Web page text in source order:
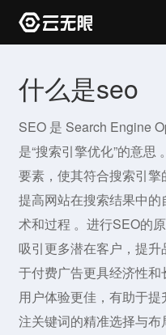
什么是seo
SEO 是 Search Engine
是“搜索引擎优化”的意
要素，使其符合搜索引
提高网站在搜索结果中
术和过程 。进行SEO的
吸引更多潜在客户，提
于付费广告更具经济性
用户体验更佳，有助于
注关键词的精准选择与